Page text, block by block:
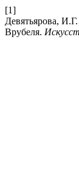
[1]
Девятьярова,
Врубеля.